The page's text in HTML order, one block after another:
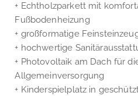
+ Echtholzparkett mit
Fußbodenheizung
+ großformatige
+ hochwertige
+ Photovoltaik am Dach für
Allgemeinversorgung
+ Kinderspielplatz in